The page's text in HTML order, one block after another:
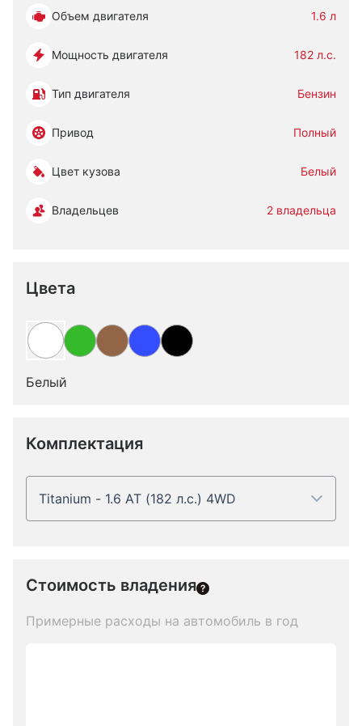
Объем двигателя 1.6 л
Мощность двигателя 182 л.с.
Тип двигателя Бензин
Привод Полный
Цвет кузова Белый
Владельцев 2 владельца
Цвета
Белый
Комплектация
Titanium - 1.6 AT (182 л.с.) 4WD
Стоимость владения
Примерные расходы на автомобиль в год